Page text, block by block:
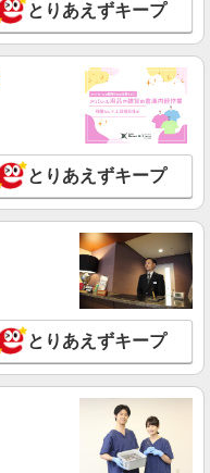
とりあえずキープ
とりあえずキープ
とりあえずキープ